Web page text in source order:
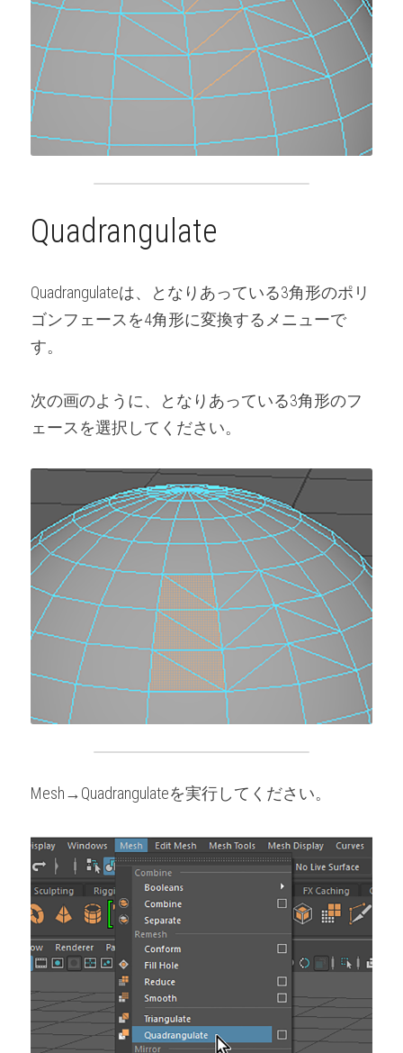
Quadrangulate
Quadrangulateは、となりあっている3角形のポリ
ゴンフェースを4角形に変換するメニューで
す。
次の画のように、となりあっている3角形のフ
ェースを選択してください。
Mesh→Quadrangulateを実行してください。